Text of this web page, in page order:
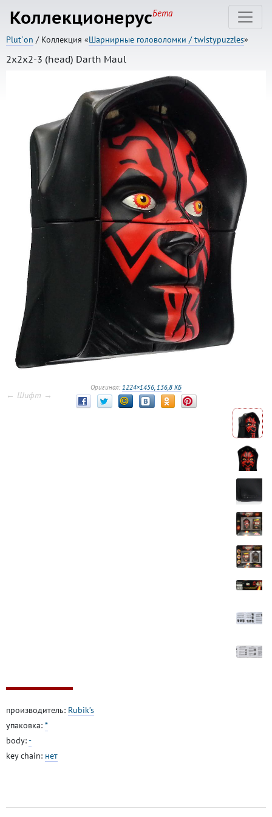
КоллекционерусБета
Plut`on / Коллекция «Шарнирные головоломки / twistypuzzles»
2x2x2-3 (head) Darth Maul
Оригинал: 1224×1456, 136,8 КБ
← Шифт →
производитель: Rubik’s
упаковка: *
body:-
key chain: нет